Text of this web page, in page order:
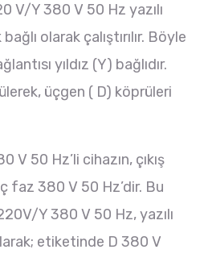
V/Y 380 V 50 Hz yazılı
olarak çalıştırılır. Böyle
yıldız (Y) bağlıdır.
üçgen ( D) köprüleri
V 50 Hz’li cihazın, çıkış
faz 380 V 50 Hz’dir. Bu
Y 380 V 50 Hz, yazılı
etiketinde D 380 V